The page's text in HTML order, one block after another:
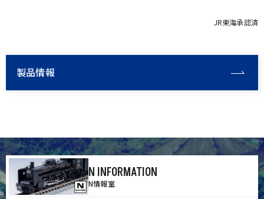
JR東海承認済
製品情報
N INFORMATION
N情報室